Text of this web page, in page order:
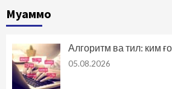
Муаммо
Алгоритм ва тил: ким
05.08.2026